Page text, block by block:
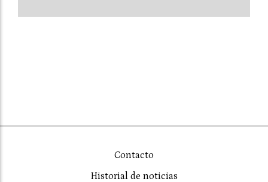
Contacto
Historial de noticias